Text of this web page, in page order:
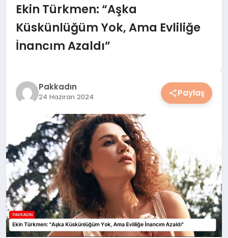
SPOR & FITNESS
YEMEK
KIMDIR?
HESAPLAMALAR
Ekin Türkmen: “Aşka
Küskünlüğüm Yok, Ama Evliliğe
İnancım Azaldı”
Pakkadın
24 Haziran 2024 Paylaş